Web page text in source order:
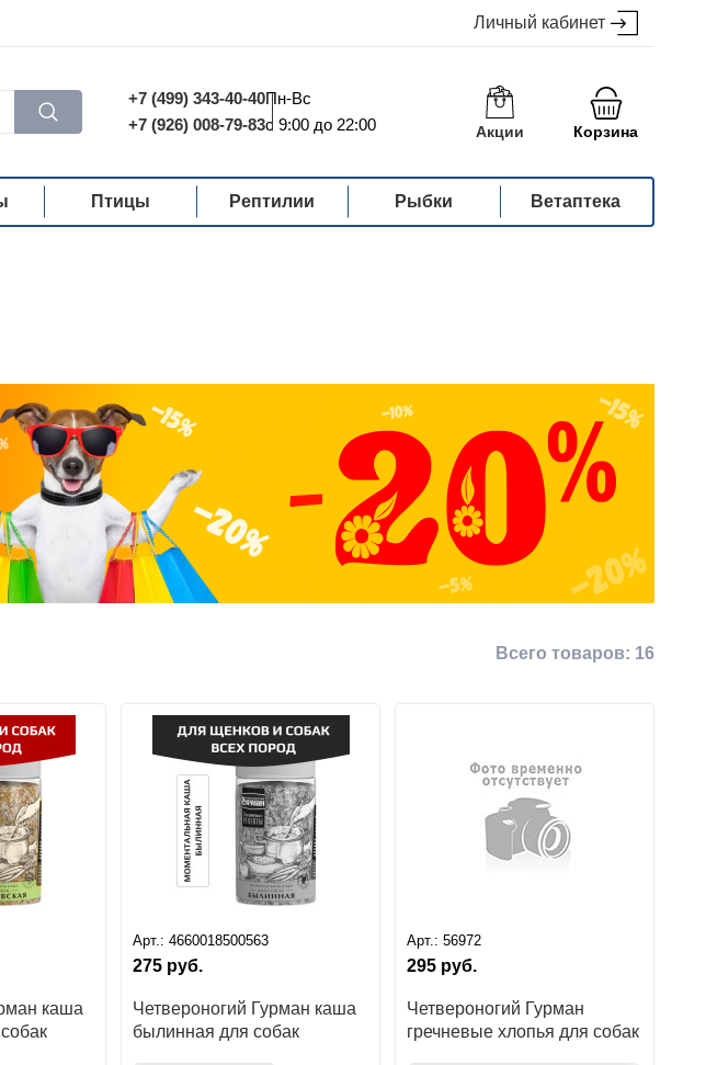
Личный кабинет
+7 (499) 343-40-40
+7 (926) 008-79-83
Пн-Вс
с 9:00 до 22:00
Акции Корзина
Птицы Рептилии Рыбки Ветаптека
Всего товаров: 16
каша
Арт.:4660018500563
275 руб.
Четвероногий Гурман каша
былинная для собак
Арт.:56972
295 руб.
Четвероногий Гурман
гречневые хлопья для собак